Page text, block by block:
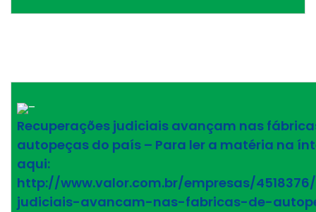
–
Recuperações judiciais avançam nas
autopeças do país – Para ler a matéria na
aqui:
http://www.valor.com.br/empresas/
judiciais-avancam-nas-fabricas-de-